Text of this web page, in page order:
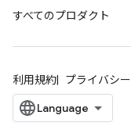
すべてのプロダクト
利用規約 プライバシー